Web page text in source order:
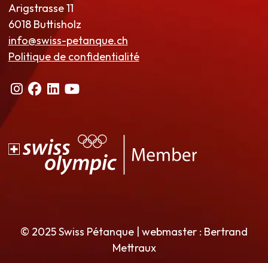
Arigstrasse 11
6018 Buttisholz
info@swiss-petanque.ch
Politique de confidentialité
© 2025 Swiss Pétanque | webmaster : Bertrand
Mettraux